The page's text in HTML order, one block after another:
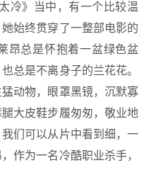
冷》当中，有一个比较温
始终贯穿了一整部电影的
昂总是怀抱着一盆绿色盆
总是不离身子的兰花花。
动物，眼罩黑镜，沉默寡
大皮鞋步履匆匆，敬业地
们可以从片中看到细，一
作为一名冷酷职业杀手，